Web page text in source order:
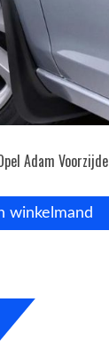
Adam Voorzijde
winkelmand